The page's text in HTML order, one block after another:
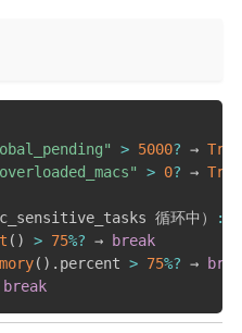
> 5000? → True
> 0? → True
循环中）
:
( ) > 75%? →
break
( ) . percent > 75%? →
break